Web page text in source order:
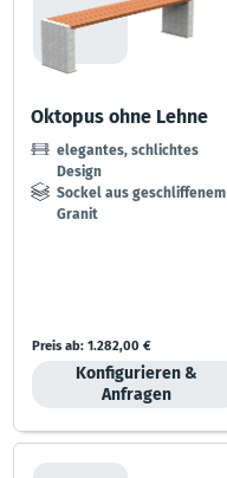
Oktopus ohne Lehne
elegantes, schlichtes
Design
Sockel aus geschliffenem
Granit
Preis ab:1.282,00 €
Konfigurieren &
Anfragen